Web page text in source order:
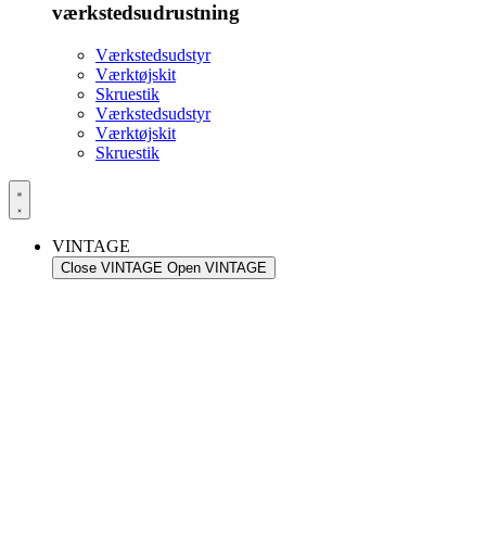
værkstedsudrustning
Værkstedsudstyr
Værktøjskit
Skruestik
Værkstedsudstyr
Værktøjskit
Skruestik
VINTAGE
Close VINTAGE Open VINTAGE